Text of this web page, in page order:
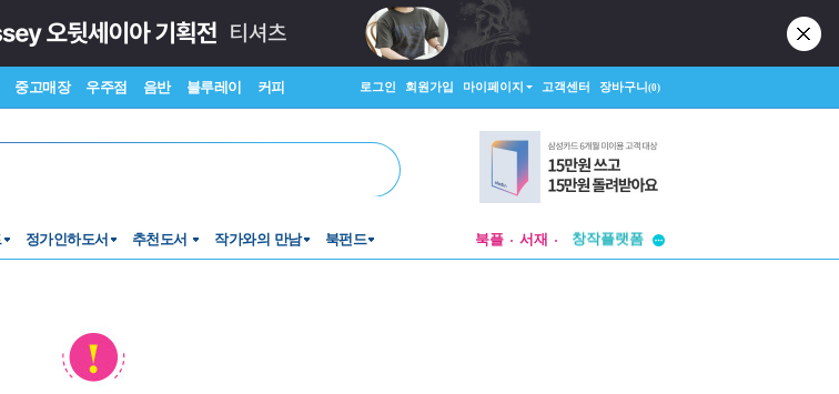
중고매장 우주점 음반 블루레이 커피 로그인 회원가입 마이페이지 고객센터 장바구니(0)
정가인하도서 추천도서 작가와의 만남 북펀드 북플 서재
창작플랫폼
투비컨티뉴드